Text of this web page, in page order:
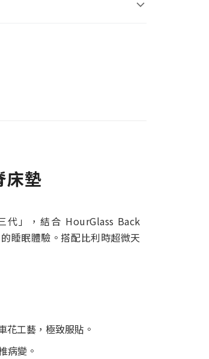
床墊
代」，結合 HourGlass Back
睡眠體驗。搭配比利時超微天
花工藝，極致服貼。
病變。